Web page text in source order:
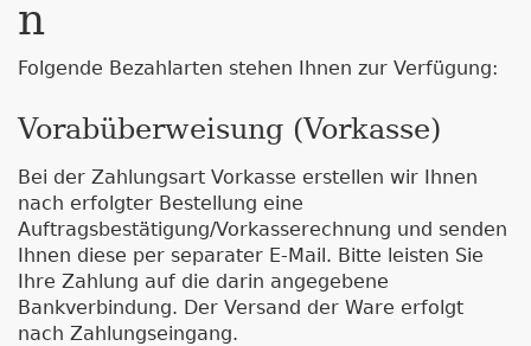
n
Folgende Bezahlarten stehen Ihnen zur Verfügung:
Vorabüberweisung (Vorkasse)
Bei der Zahlungsart Vorkasse erstellen wir Ihnen
nach erfolgter Bestellung eine
Auftragsbestätigung/Vorkasserechnung und senden
Ihnen diese per separater E-Mail. Bitte leisten Sie
Ihre Zahlung auf die darin angegebene
Bankverbindung. Der Versand der Ware erfolgt
nach Zahlungseingang.